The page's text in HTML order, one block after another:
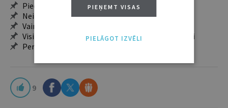
Pieeja jaunākajam izdevumam
Neierobežota pieeja arhīvam – 24 h/7 d.
Vairāk nekā 18 000 rakstu un 2000 autoru
Visi tematiskie numuri un ikgadējie grāmatžurnāli
Personalizētās iespējas – piezīmes, citāti, mapes
9
PIEŅEMT VISAS
PIELĀGOT IZVĒLI